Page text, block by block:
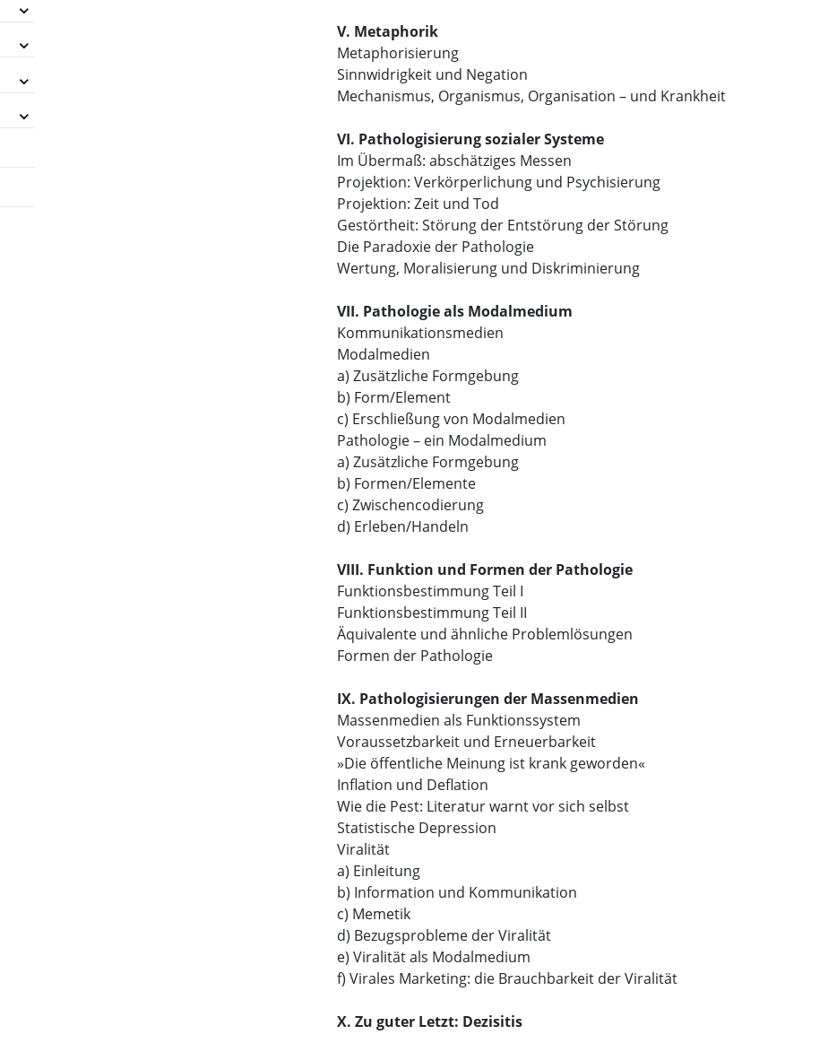
V. Metaphorik
Metaphorisierung
Sinnwidrigkeit und Negation
Mechanismus, Organismus, Organisation – und Krankheit
VI. Pathologisierung sozialer Systeme
Im Übermaß: abschätziges Messen
Projektion: Verkörperlichung und Psychisierung
Projektion: Zeit und Tod
Gestörtheit: Störung der Entstörung der Störung
Die Paradoxie der Pathologie
Wertung, Moralisierung und Diskriminierung
VII. Pathologie als Modalmedium
Kommunikationsmedien
Modalmedien
a) Zusätzliche Formgebung
b) Form/Element
c) Erschließung von Modalmedien
Pathologie – ein Modalmedium
a) Zusätzliche Formgebung
b) Formen/Elemente
c) Zwischencodierung
d) Erleben/Handeln
VIII. Funktion und Formen der Pathologie
Funktionsbestimmung Teil I
Funktionsbestimmung Teil II
Äquivalente und ähnliche Problemlösungen
Formen der Pathologie
IX. Pathologisierungen der Massenmedien
Massenmedien als Funktionssystem
Voraussetzbarkeit und Erneuerbarkeit
»Die öffentliche Meinung ist krank geworden«
Inflation und Deflation
Wie die Pest: Literatur warnt vor sich selbst
Statistische Depression
Viralität
a) Einleitung
b) Information und Kommunikation
c) Memetik
d) Bezugsprobleme der Viralität
e) Viralität als Modalmedium
f) Virales Marketing: die Brauchbarkeit der Viralität
X. Zu guter Letzt: Dezisitis